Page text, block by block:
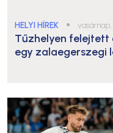
HELYI HÍREK ●
Tűzhelyen
egy zalaegerszegi